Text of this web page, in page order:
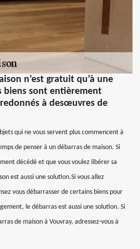
n’est gratuit qu’à une
biens sont entièrement
à desœuvres de
qui ne vous servent plus commencent à
de penser à un débarras de maison. Si
décédé et que vous voulez libérer sa
est aussi une solution.Si vous allez
vous débarrasser de certains biens pour
le débarras est aussi une solution. Si
de maison à Vouvray, adressez-vous à